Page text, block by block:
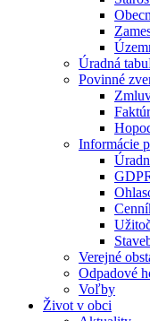
Úradná
Povinné
Informácie
Verejné
Odpadové
Voľby
Život v obci